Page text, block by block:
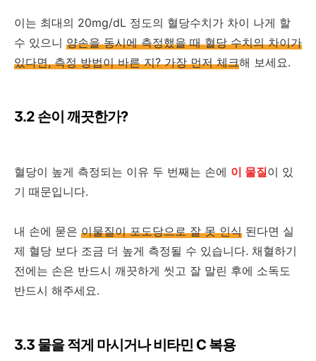
이는 최대의 20mg/dL 정도의 혈당수치가 차이 나게 할
수 있으니 양손을 동시에 측정했을 때 혈당 수치의 차이가
있다면, 측정 방법이 바른 지? 가장 먼저 체크해 보세요.
3.2 손이 깨끗한가?
혈당이 높게 측정되는 이유 두 번째는 손에 이 물질이 있
기 때문입니다.
내 손에 묻은 이물질이 포도당으로 잘 못 인식 된다면 실
제 혈당 보다 조금 더 높게 측정될 수 있습니다. 채혈하기
전에는 손은 반드시 깨끗하게 씻고 잘 말린 후에 소독도
반드시 해주세요.
3.3 물을 적게 마시거나 비타민 C 복용